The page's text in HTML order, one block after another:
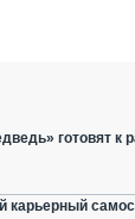
готовят к
карьерный